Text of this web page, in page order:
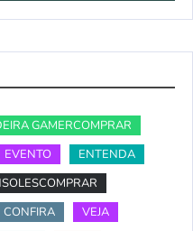
GAMERCOMPRAR
EVENTO
ENTENDA
CONFIRA
VEJA